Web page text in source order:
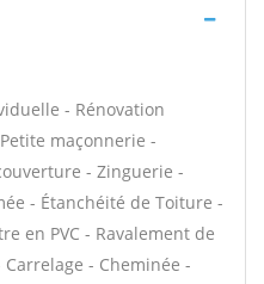
- Rénovation
maçonnerie -
- Zinguerie -
- Étanchéité de Toiture -
en PVC - Ravalement de
- Cheminée -